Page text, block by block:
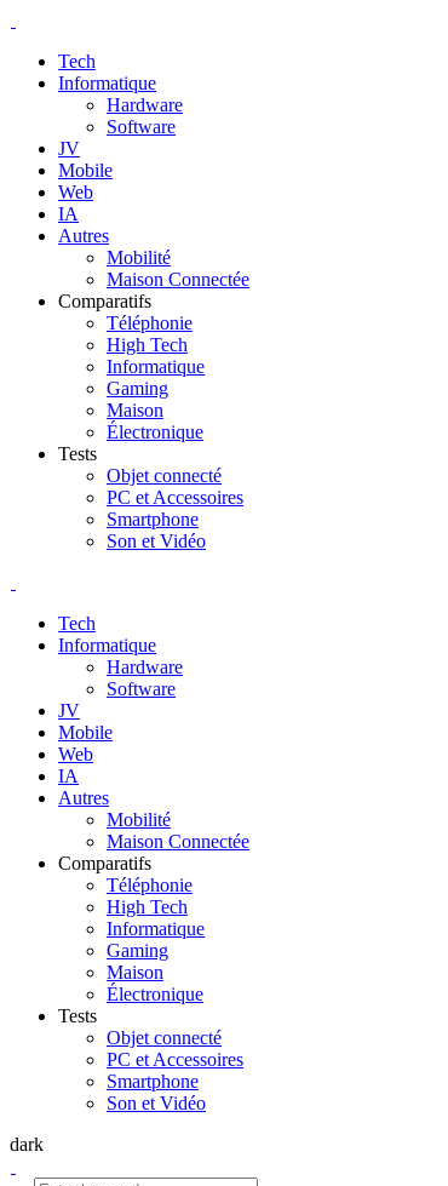
Tech
Informatique
Hardware
Software
JV
Mobile
Web
IA
Autres
Mobilité
Maison Connectée
Comparatifs
Téléphonie
High Tech
Informatique
Gaming
Maison
Électronique
Tests
Objet connecté
PC et Accessoires
Smartphone
Son et Vidéo
Tech
Informatique
Hardware
Software
JV
Mobile
Web
IA
Autres
Mobilité
Maison Connectée
Comparatifs
Téléphonie
High Tech
Informatique
Gaming
Maison
Électronique
Tests
Objet connecté
PC et Accessoires
Smartphone
Son et Vidéo
dark